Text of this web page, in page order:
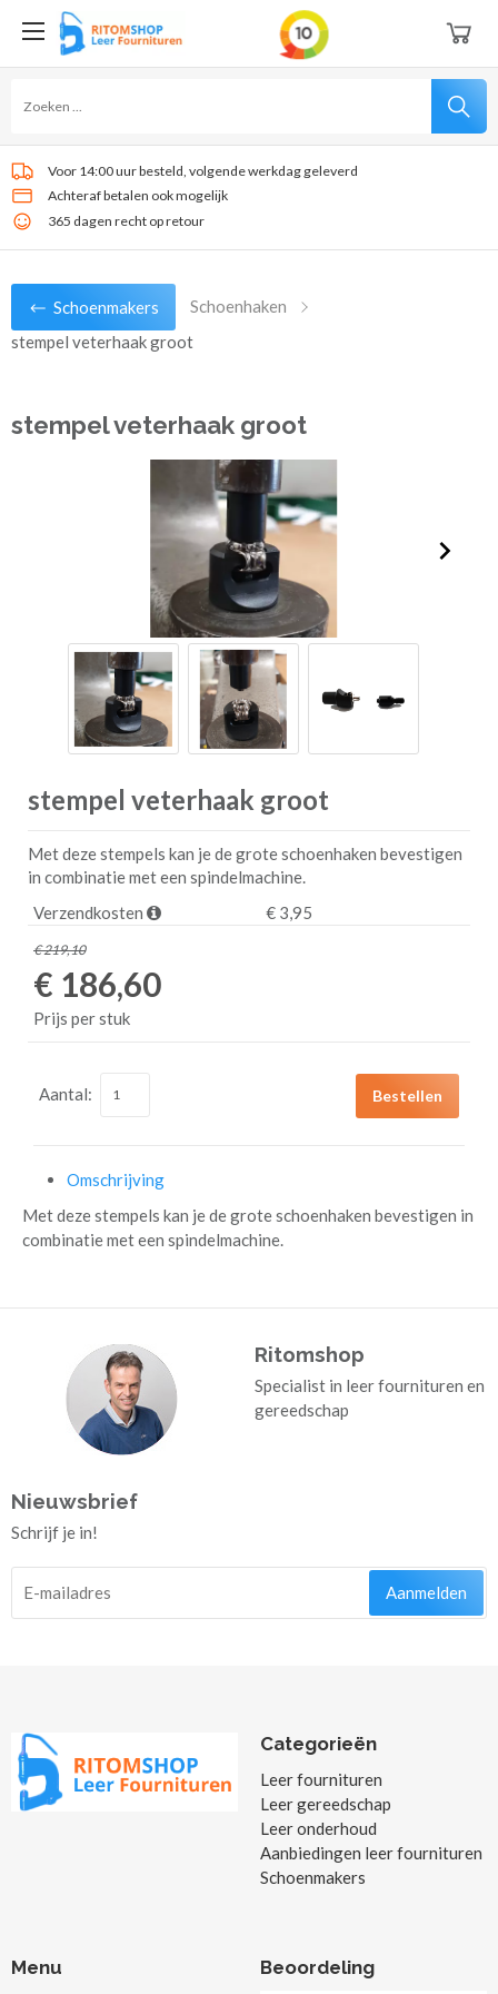
Voor 14:00 uur besteld, volgende werkdag geleverd
Achteraf betalen ook mogelijk
365 dagen recht op retour
Schoenmakers
Schoenhaken
stempel veterhaak groot
stempel veterhaak groot
stempel veterhaak groot
Met deze stempels kan je de grote schoenhaken bevestigen
in combinatie met een spindelmachine.
Verzendkosten
€ 3,95
€ 219,10
€ 186,60
Prijs per stuk
Aantal: Bestellen
Omschrijving
Met deze stempels kan je de grote schoenhaken bevestigen in
combinatie met een spindelmachine.
Ritomshop
Specialist in leer fournituren en
gereedschap
Nieuwsbrief
Schrijf je in!
Aanmelden
Categorieën
Leer fournituren
Leer gereedschap
Leer onderhoud
Aanbiedingen leer fournituren
Schoenmakers
Menu Beoordeling